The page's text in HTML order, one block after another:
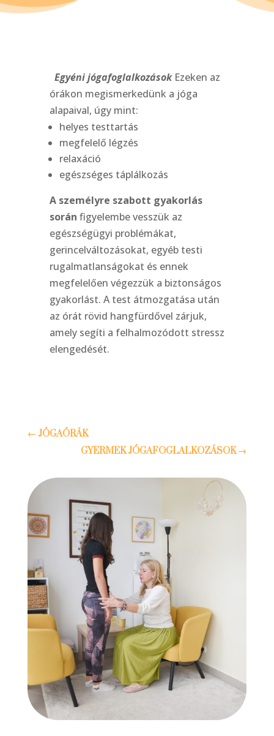
Egyéni jógafoglalkozásokEzeken az
órákon megismerkedünk a jóga
alapaival, úgy mint:
helyes testtartás
megfelelő légzés
relaxáció
egészséges táplálkozás
A személyre szabott gyakorlás
során figyelembe vesszük az
egészségügyi problémákat,
gerincelváltozásokat, egyéb testi
rugalmatlanságokat és ennek
megfelelően végezzük a biztonságos
gyakorlást. A test átmozgatása után
az órát rövid hangfürdővel zárjuk,
amely segíti a felhalmozódott stressz
elengedését.
← JÓGAÓRÁK
GYERMEK JÓGAFOGLALKOZÁSOK→